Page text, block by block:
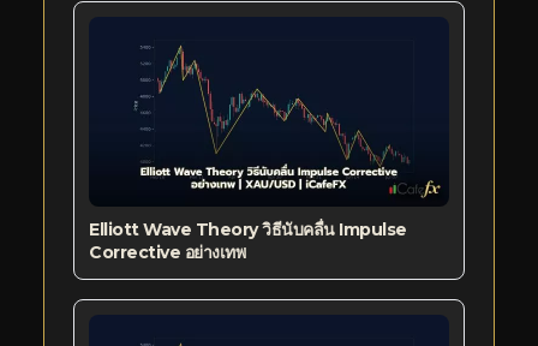
Elliott Wave Theory วิธีนับคลื่น Impulse
Corrective อย่างเทพ